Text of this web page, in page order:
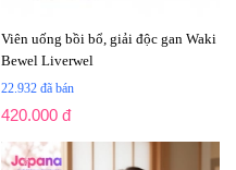
Viên uống bồi bổ, giải độc gan Waki
Bewel Liverwel
22.932 đã bán
420.000 đ